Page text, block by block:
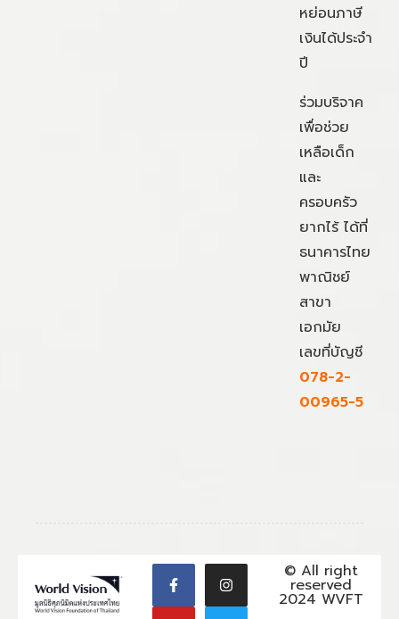
หย่อนภาษี
เงินได้ประจำ
ปี
ร่วมบริจาค
เพื่อช่วย
เหลือเด็ก
และ
ครอบครัว
ยากไร้ ได้ที่
ธนาคารไทย
พาณิชย์
สาขา
เอกมัย
เลขที่บัญชี
078-2-
00965-5
© All right
reserved
2024 WVFT